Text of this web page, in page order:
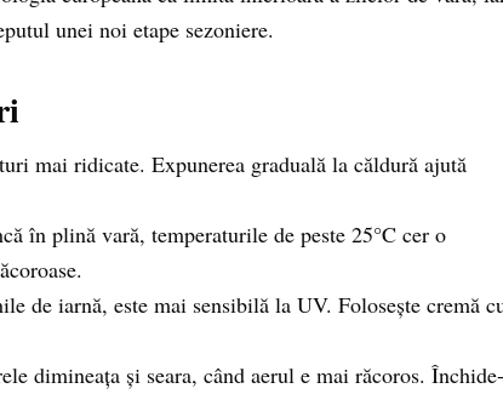
unei noi etape sezoniere.
mai ridicate. Expunerea graduală la căldură ajută
în plină vară, temperaturile de peste 25°C cer o
de iarnă, este mai sensibilă la UV. Folosește cremă
dimineața și seara, când aerul e mai răcoros.